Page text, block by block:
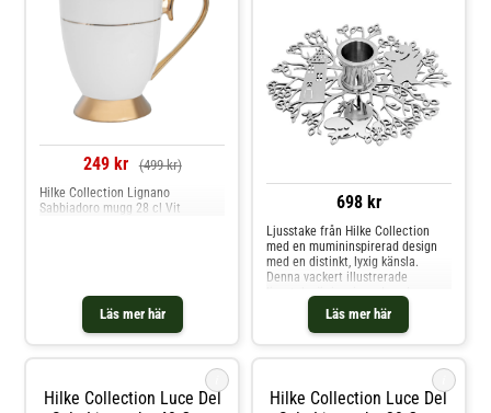
249 kr (499 kr)
Läs mer här
Hilke Collection Lignano
Sabbiadoro mugg 28 cl Vit
698 kr
Läs mer här
Ljusstake från Hilke Collection
med en mumininspirerad design
med en distinkt, lyxig känsla.
Denna vackert illustrerade
ljusstake är inspirerad av den
första Mumin-boken, Småtrollen
och den stora översvämningen,
och återskapar en scen där
bland trädgrenarna.Om ljusstaken
från Hilke Collection- Inspirerad
av den första boken om Mumin,
Hilke Collection Luce Del
Hilke Collection Luce Del